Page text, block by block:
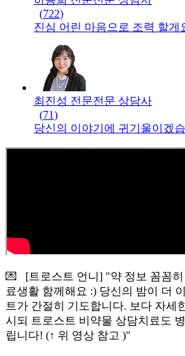
(722)
진심 어린 마음으로 조력 할게
최진성 전문전문 상담사
(71)
당신의 이야기에 귀기울이겠
💌 [트로스트 언니] "약 정보 꼼꼼히
료생활 함께해요 :) 당신의 밤이 더
트가 간절히 기도합니다. 보다 자세
시되 트로스트 비약물 상담치료도
립니다! (↑ 위 영상 참고 )"